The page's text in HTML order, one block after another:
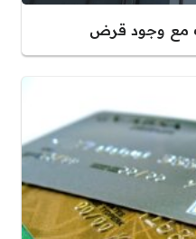
مع وجود قرض